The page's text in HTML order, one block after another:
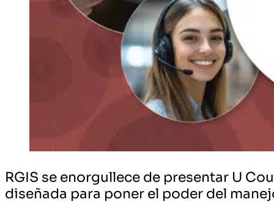
RGIS se enorgullece de presentar U
diseñada para poner el poder del